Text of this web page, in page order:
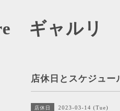
ギャルリ
店休日とスケジュー
店休日 2023-03-14 (Tue)